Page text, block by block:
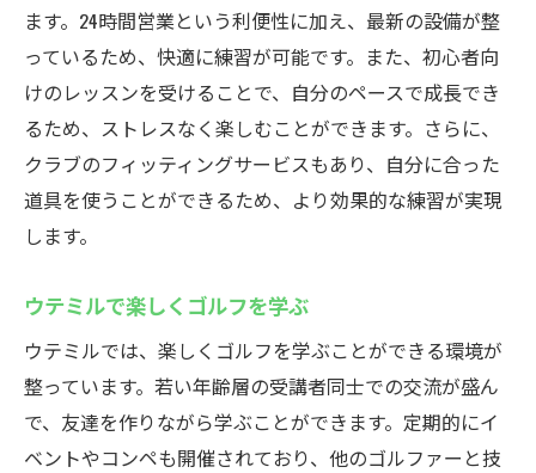
ます。24時間営業という利便性に加え、最新の設備が整
っているため、快適に練習が可能です。また、初心者向
けのレッスンを受けることで、自分のペースで成長でき
るため、ストレスなく楽しむことができます。さらに、
クラブのフィッティングサービスもあり、自分に合った
道具を使うことができるため、より効果的な練習が実現
します。
ウテミルで楽しくゴルフを学ぶ
ウテミルでは、楽しくゴルフを学ぶことができる環境が
整っています。若い年齢層の受講者同士での交流が盛ん
で、友達を作りながら学ぶことができます。定期的にイ
ベントやコンペも開催されており、他のゴルファーと技